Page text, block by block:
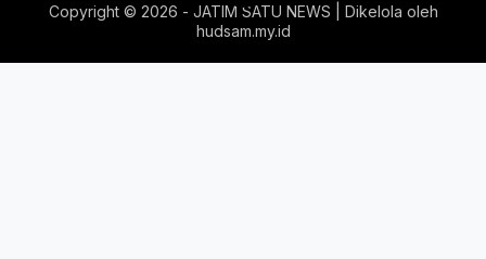
Copyright © 2026 - JATIM SATU NEWS | Dikelola oleh
hudsam.my.id